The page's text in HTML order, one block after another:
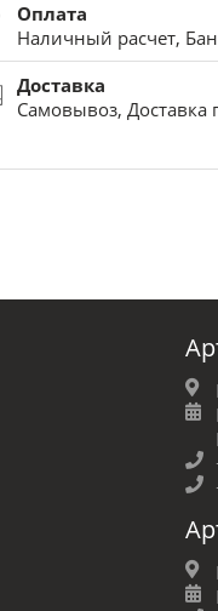
Оплата
Наличный расчет,
Доставка
Самовывоз, Доставка